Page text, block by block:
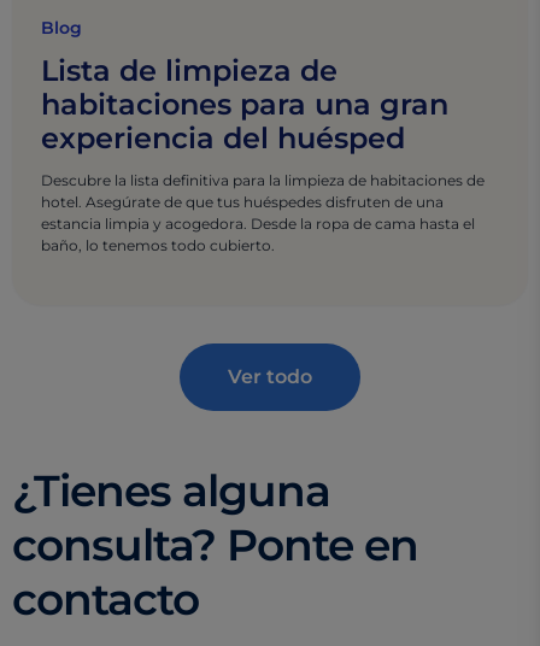
Blog
Lista de limpieza de
habitaciones para una gran
experiencia del huésped
Descubre la lista definitiva para la limpieza de habitaciones de
hotel. Asegúrate de que tus huéspedes disfruten de una
estancia limpia y acogedora. Desde la ropa de cama hasta el
baño, lo tenemos todo cubierto.
Ver todo
¿Tienes alguna
consulta? Ponte en
contacto